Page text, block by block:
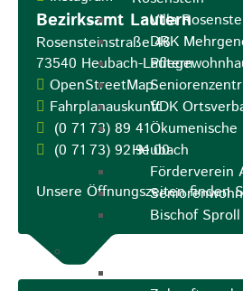
Villa
DRK
VDK
Heubach
Förderverein
Bischof
Bezirksamt Lautern
Rosensteinstraße 46
73540 Heubach-Lautern
OpenStreetMap
Fahrplanauskunft
(0 71 73) 89 41
(0 71 73) 92 91 00
Unsere Öffnungszeiten finden